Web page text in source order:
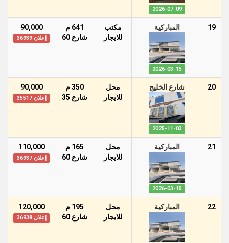
2026-07-09
19 المباركية
2026-03-15
مكتب
للايجار
641 م
شارع 60
90,000
إعلان 36939
20 شارع الخليج
2025-11-03
محل
للايجار
350 م
شارع 35
90,000
إعلان 35517
21 المباركية
2026-03-15
محل
للايجار
165 م
شارع 60
110,000
إعلان 36937
22 المباركية
محل
للايجار
195 م
شارع 60
120,000
إعلان 36938